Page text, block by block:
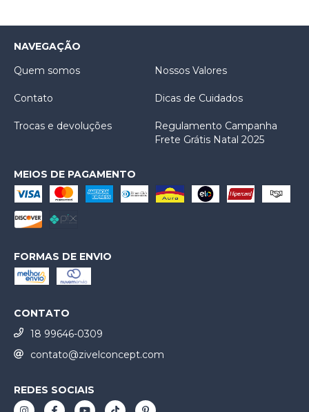
NAVEGAÇÃO
Quem somos
Nossos Valores
Contato Dicas de Cuidados
Trocas e devoluções
Regulamento Campanha
Frete Grátis Natal 2025
MEIOS DE PAGAMENTO
FORMAS DE ENVIO
CONTATO
18 99646-0309
contato@zivelconcept.com
REDES SOCIAIS